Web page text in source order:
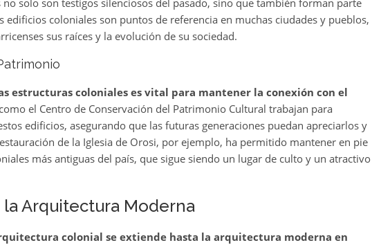
edificios coloniales son puntos de referencia en muchas ciudades y pueblos,
sus raíces y la evolución de su sociedad.
estructuras coloniales es vital para mantener la conexión con el
el Centro de Conservación del Patrimonio Cultural trabajan para
edificios, asegurando que las futuras generaciones puedan apreciarlos y
de la Iglesia de Orosi, por ejemplo, ha permitido mantener en pie
más antiguas del país, que sigue siendo un lugar de culto y un atractivo
la Arquitectura Moderna
colonial se extiende hasta la arquitectura moderna en